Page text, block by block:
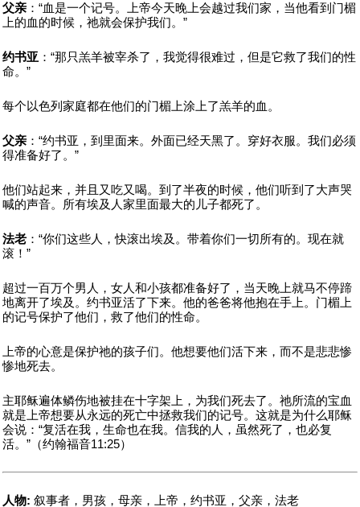
父亲 ：“血是一个记号。上帝今天晚上会越过我们家，当他看到门楣
上的血的时候，祂就会保护我们。”
约书亚 ：“那只羔羊被宰杀了，我觉得很难过，但是它救了我们的性
命。”
每个以色列家庭都在他们的门楣上涂上了羔羊的血。
父亲 ：“约书亚，到里面来。外面已经天黑了。穿好衣服。我们必须
得准备好了。”
他们站起来，并且又吃又喝。到了半夜的时候，他们听到了大声哭
喊的声音。所有埃及人家里面最大的儿子都死了。
法老 ：“你们这些人，快滚出埃及。带着你们一切所有的。现在就
滚！”
超过一百万个男人，女人和小孩都准备好了，当天晚上就马不停蹄
地离开了埃及。约书亚活了下来。他的爸爸将他抱在手上。门楣上
的记号保护了他们，救了他们的性命。
上帝的心意是保护祂的孩子们。他想要他们活下来，而不是悲悲惨
惨地死去。
主耶稣遍体鳞伤地被挂在十字架上，为我们死去了。祂所流的宝血
就是上帝想要从永远的死亡中拯救我们的记号。这就是为什么耶稣
会说：“复活在我，生命也在我。信我的人，虽然死了，也必复
活。”（约翰福音11:25）
人物: 叙事者，男孩，母亲，上帝，约书亚，父亲，法老